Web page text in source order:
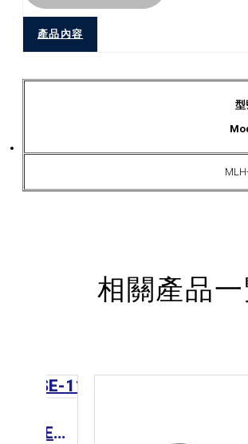
產品內容
型
相關產品一
CCS Lens 工業鏡頭 SE-110-M Series